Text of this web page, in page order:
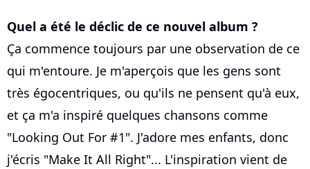
Quel a été le déclic de ce nouvel album ?
Ça commence toujours par une observation de ce
qui m'entoure. Je m'aperçois que les gens sont
très égocentriques, ou qu'ils ne pensent qu'à eux,
et ça m'a inspiré quelques chansons comme
"Looking Out For #1". J'adore mes enfants, donc
j'écris "Make It All Right"... L'inspiration vient de